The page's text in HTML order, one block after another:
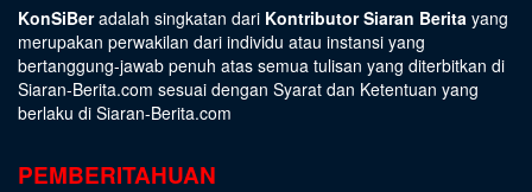
KonSiBeradalah singkatan dari Kontributor Siaran Berita yang
merupakan perwakilan dari individu atau instansi yang
bertanggung-jawab penuh atas semua tulisan yang diterbitkan di
Siaran-Berita.com sesuai dengan Syarat dan Ketentuan yang
berlaku di Siaran-Berita.com
PEMBERITAHUAN